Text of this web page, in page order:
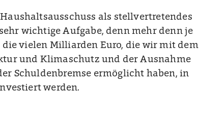
als stellvertretendes
wichtige Aufgabe, denn mehr denn je
vielen Milliarden Euro, die wir mit dem
und Klimaschutz und der Ausnahme
Schuldenbremse ermöglicht haben, in
werden.